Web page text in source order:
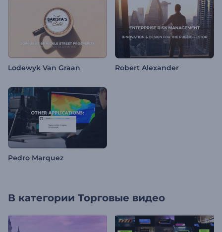
Lodewyk Van Graan Robert Alexander
Pedro Marquez
В категории Торговые видео